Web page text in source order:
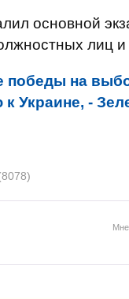
основной
лиц
победы на
Украине, -
Мне